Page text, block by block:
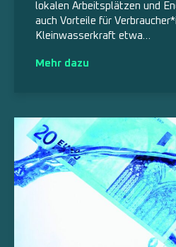
lokalen Arbeitsplätzen und
auch Vorteile für
Kleinwasserkraft etwa…
Mehr dazu